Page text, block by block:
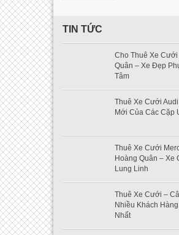
TIN TỨC
Cho Thuê Xe Cưới
Quân – Xe Đẹp
Tâm
Thuê Xe Cưới
Mới Của Các Cặp
Thuê Xe Cưới
Hoàng Quân – Xe
Lung Linh
Thuê Xe Cưới –
Nhiều Khách
Nhất